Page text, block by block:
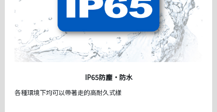
IP65防塵·防水
各種環境下均可以帶著走的高耐久式樣